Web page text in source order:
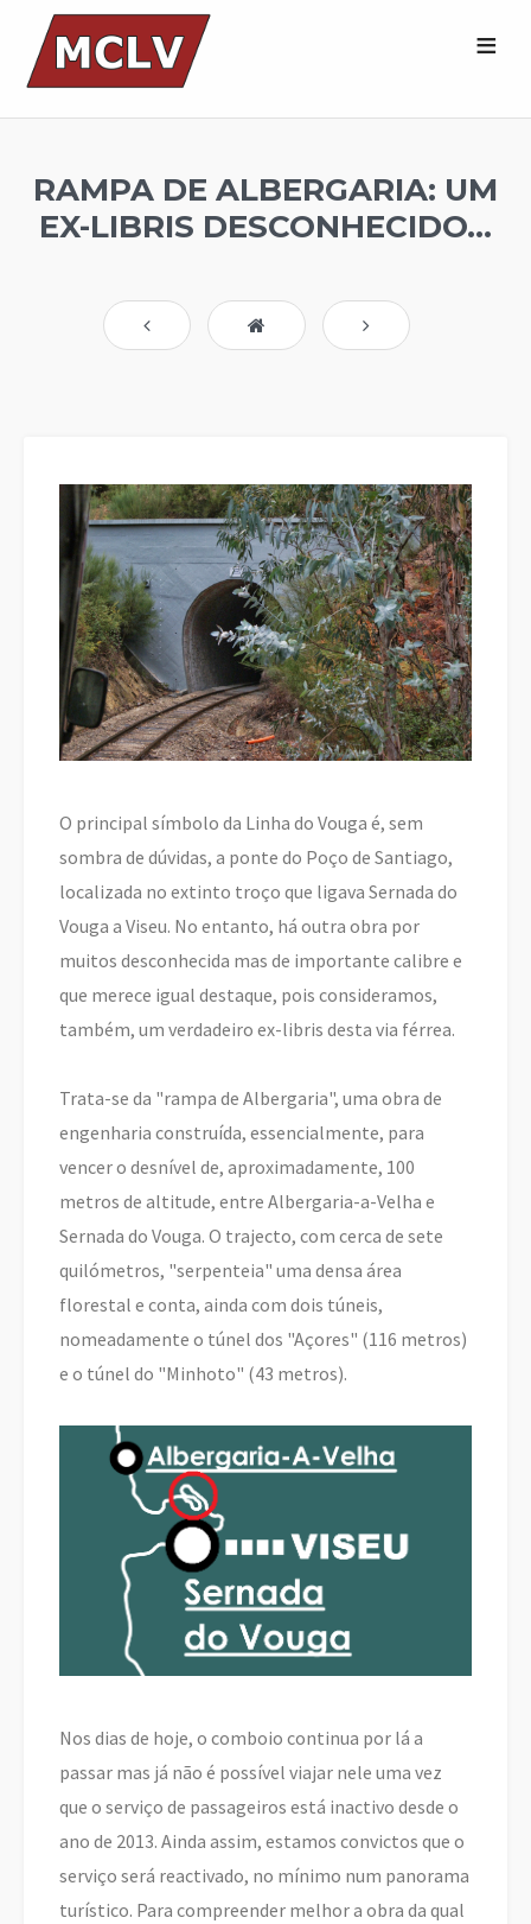
RAMPA DE ALBERGARIA: UM
EX-LIBRIS DESCONHECIDO...
O principal símbolo da Linha do Vouga é, sem
sombra de dúvidas, a ponte do Poço de Santiago,
localizada no extinto troço que ligava Sernada do
Vouga a Viseu. No entanto, há outra obra por
muitos desconhecida mas de importante calibre e
que merece igual destaque, pois consideramos,
também, um verdadeiro ex-libris desta via férrea.
Trata-se da "rampa de Albergaria", uma obra de
engenharia construída, essencialmente, para
vencer o desnível de, aproximadamente, 100
metros de altitude, entre Albergaria-a-Velha e
Sernada do Vouga. O trajecto, com cerca de sete
quilómetros, "serpenteia" uma densa área
florestal e conta, ainda com dois túneis,
nomeadamente o túnel dos "Açores" (116 metros)
e o túnel do "Minhoto" (43 metros).
Nos dias de hoje, o comboio continua por lá a
passar mas já não é possível viajar nele uma vez
que o serviço de passageiros está inactivo desde o
ano de 2013. Ainda assim, estamos convictos que o
serviço será reactivado, no mínimo num panorama
turístico. Para compreender melhor a obra da qual